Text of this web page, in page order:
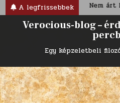
Skip
to
content
A legfrissebbek
korban Nem árt ha a
Verocious-blog –
Egy képzeletbeli